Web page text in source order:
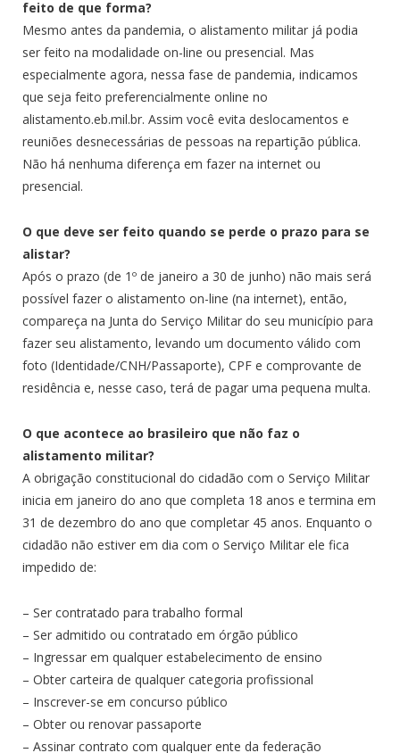
feito de que forma?
Mesmo antes da pandemia, o alistamento militar já podia
ser feito na modalidade on-line ou presencial. Mas
especialmente agora, nessa fase de pandemia, indicamos
que seja feito preferencialmente online no
alistamento.eb.mil.br. Assim você evita deslocamentos e
reuniões desnecessárias de pessoas na repartição pública.
Não há nenhuma diferença em fazer na internet ou
presencial.
O que deve ser feito quando se perde o prazo para se
alistar?
Após o prazo (de 1º de janeiro a 30 de junho) não mais será
possível fazer o alistamento on-line (na internet), então,
compareça na Junta do Serviço Militar do seu município para
fazer seu alistamento, levando um documento válido com
foto (Identidade/CNH/Passaporte), CPF e comprovante de
residência e, nesse caso, terá de pagar uma pequena multa.
O que acontece ao brasileiro que não faz o
alistamento militar?
A obrigação constitucional do cidadão com o Serviço Militar
inicia em janeiro do ano que completa 18 anos e termina em
31 de dezembro do ano que completar 45 anos. Enquanto o
cidadão não estiver em dia com o Serviço Militar ele fica
impedido de:
– Ser contratado para trabalho formal
– Ser admitido ou contratado em órgão público
– Ingressar em qualquer estabelecimento de ensino
– Obter carteira de qualquer categoria profissional
– Inscrever-se em concurso público
– Obter ou renovar passaporte
– Assinar contrato com qualquer ente da federação